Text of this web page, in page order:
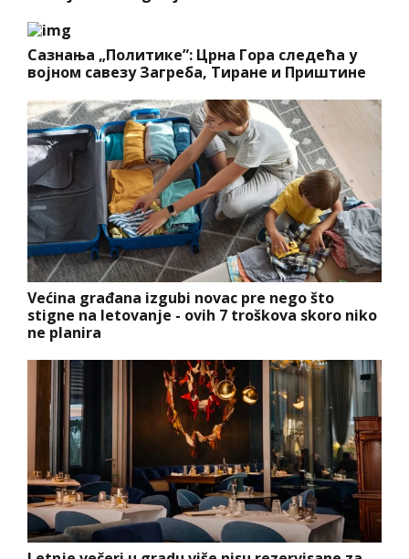
Сазнања „Политике”: Црна Гора следећа у
војном савезу Загреба, Тиране и Приштине
Većina građana izgubi novac pre nego što
stigne na letovanje - ovih 7 troškova skoro niko
ne planira